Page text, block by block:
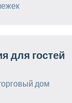
для гостей
дом